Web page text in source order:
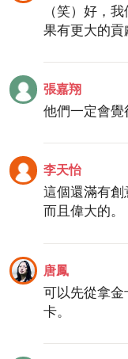
（笑）好，
果有更大的
張嘉翔
他們一定會覺
李天怡
這個還滿有創
而且偉大的。
唐鳳
可以先從拿
卡。